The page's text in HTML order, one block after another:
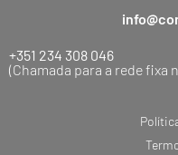
+351 234 308 046
(Chamada para a rede fixa